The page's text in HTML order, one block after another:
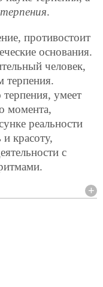
.
противостоит
основания.
человек,
терпения.
умеет
момента,
реальности
красоту,
с